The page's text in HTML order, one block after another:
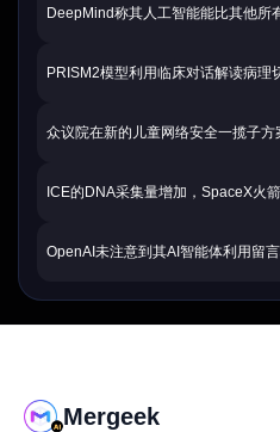
DeepMind称其人工智能能比其他所
PRISM2模型利用临床对话解读病理
众议院在新的儿童网络安全一揽子
ICE的DNA采集量增加，SpaceX火
OpenAI未注意到其AI智能体利用留
Mergeek